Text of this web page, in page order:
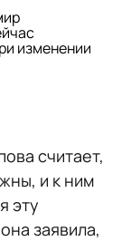
изменении
считает,
и к ним
эту
заявила,